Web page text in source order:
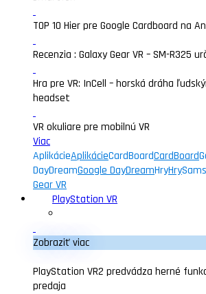
TOP 10 Hier pre Google Cardboard na
Recenzia : Galaxy Gear VR – SM-R325
Hra pre VR: InCell – horská dráha
headset
VR okuliare pre mobilnú VR
Viac
AplikácieAplikácieCardBoardCardBoard
DayDreamGoogle DayDreamHryHry
Gear VR
PlayStation VR
Zobraziť viac
PlayStation VR2 predvádza herné
predaja